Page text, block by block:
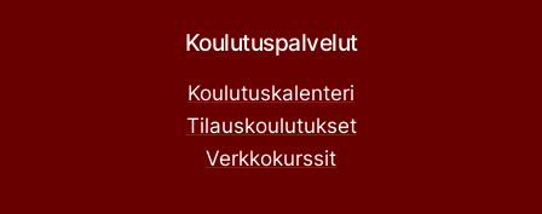
Koulutuspalvelut
Koulutuskalenteri
Tilauskoulutukset
Verkkokurssit